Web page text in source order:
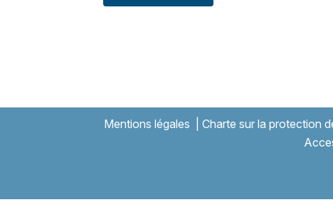
Mentions légales Charte sur la protection